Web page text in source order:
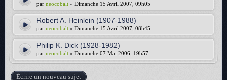
par neocobalt » Dimanche 15 Avril 2007, 09h05
Robert A. Heinlein (1907-1988)
par neocobalt » Dimanche 15 Avril 2007, 08h45
Philip K. Dick (1928-1982)
par neocobalt » Dimanche 07 Mai 2006, 19h57
Écrire un nouveau sujet